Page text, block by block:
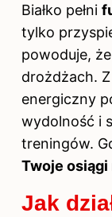
Białko pełni
tylko
powoduje,
drożdżach.
energiczny
wydolność i
treningów.
Twoje
Jak